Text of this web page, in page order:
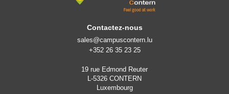
Contactez-nous
sales@campuscontern.lu
+352 26 35 23 25
19 rue Edmond Reuter
L-5326 CONTERN
Luxembourg